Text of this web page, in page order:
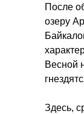
После
озеру
Весной
Здесь,